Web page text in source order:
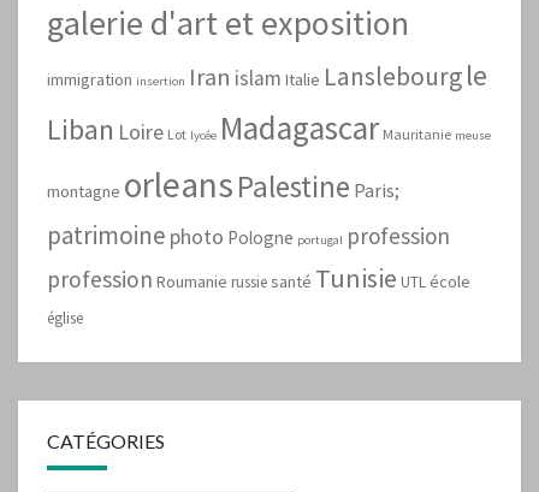
galerie d'art et exposition
immigration insertion Iran islam Italie Lanslebourgle
Liban Loire Lot lycée Madagascar Mauritanie meuse
montagne orleansPalestine Paris;
patrimoine photo Pologne portugal profession
profession Roumanie russiesanté Tunisie UTLécole
église
CATÉGORIES